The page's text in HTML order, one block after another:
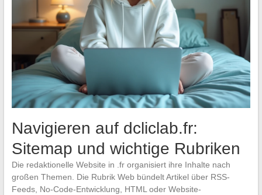
Navigieren auf dcliclab.fr:
Sitemap und wichtige Rubriken
Die redaktionelle Website in .fr organisiert ihre Inhalte nach
großen Themen. Die Rubrik Web bündelt Artikel über RSS-
Feeds, No-Code-Entwicklung, HTML oder Website-